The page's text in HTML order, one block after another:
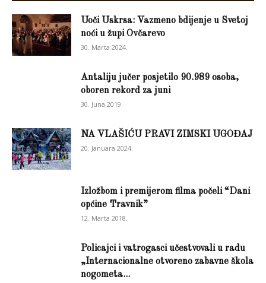
Uoči Uskrsa: Vazmeno bdijenje u Svetoj
noći u župi Ovčarevo
30. Marta 2024.
Antaliju jučer posjetilo 90.989 osoba,
oboren rekord za juni
30. Juna 2019.
NA VLAŠIĆU PRAVI ZIMSKI UGOĐAJ
20. Januara 2024.
Izložbom i premijerom filma počeli “Dani
općine Travnik”
12. Marta 2018.
Policajci i vatrogasci učestvovali u radu
„Internacionalne otvoreno zabavne škola
nogometa...